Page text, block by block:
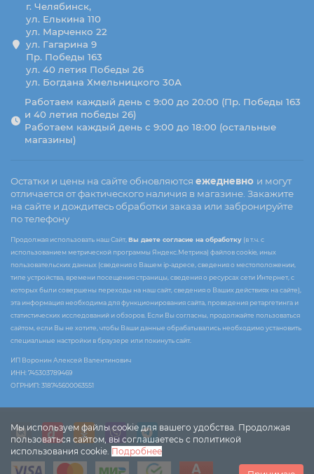
Мы используем файлы cookie для вашего удобства. Продолжая
пользоваться сайтом, вы соглашаетесь с политикой
использования cookie. Подробнее
г. Челябинск,
ул. Елькина 110
ул. Марченко 22
ул. Гагарина 9
Пр. Победы 163
ул. 40 летия Победы 26
ул. Богдана Хмельницкого 30А
Работаем каждый день с 9:00 до 20:00 (Пр. Победы 163
и 40 летия победы 26)
Работаем каждый день с 9:00 до 18:00 (остальные
магазины)
Остатки и цены на сайте обновляются ежедневно и могут
отличается от фактического наличия в магазине. Закажите
на сайте и дождитесь обработки заказа или забронируйте
по телефону
Продолжая использовать наш Сайт, Вы даете согласие на обработку (в т.ч. с
использованием метрической программы Яндекс.Метрика) файлов cookie, иных
пользовательских данных (сведения о Вашем ip-адресе, сведения о местоположении,
типе устройства, времени посещения страницы, сведения о ресурсах сети Интернет, с
которых были совершены переходы на наш сайт, сведения о Ваших действиях на сайте),
эта информация необходима для функционирования сайта, проведения ретаргетинга и
статистических исследований и обзоров. Если Вы согласны, продолжайте пользоваться
сайтом, если Вы не хотите, чтобы Ваши данные обрабатывались необходимо установить
специальные настройки в браузере или покинуть сайт.
ИП Воронин Алексей Валентинович
ИНН: 745303789469
ОГРНИП: 318745600063551